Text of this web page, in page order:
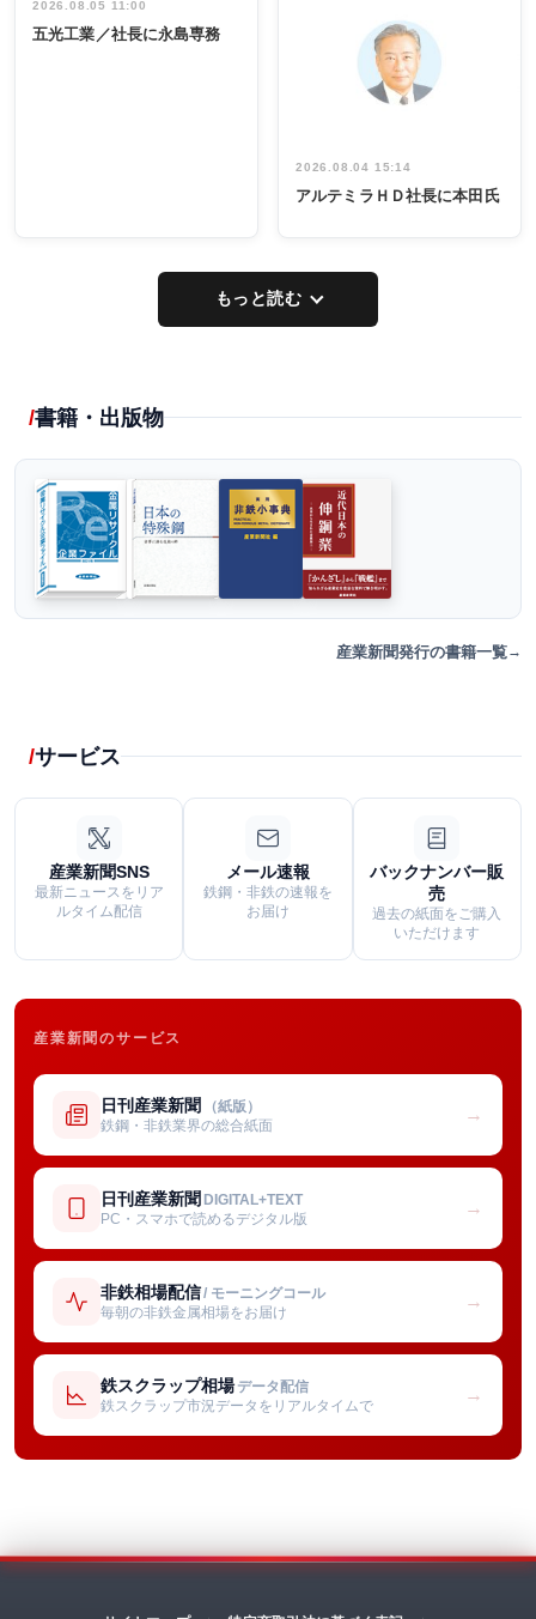
インタビュ
ー／社内ア
祝う 業界関
係者ら220人
出席
2026.08.05 11:00
五光工業／社長に永島専務
2026.08.04 15:14
アルテミラＨＤ社長に本田氏
もっと読む
書籍・出版物
産業新聞発行の書籍一覧
サービス
産業新聞SNS
最新ニュースをリア
ルタイム配信
メール速報
鉄鋼・非鉄の速報を
お届け
バックナンバー販
売
過去の紙面をご購入
いただけます
産業新聞のサービス
日刊産業新聞 （紙版）
鉄鋼・非鉄業界の総合紙面
→
日刊産業新聞 DIGITAL+TEXT
PC・スマホで読めるデジタル版
→
非鉄相場配信/ モーニングコール
毎朝の非鉄金属相場をお届け
→
鉄スクラップ相場 データ配信
鉄スクラップ市況データをリアルタイムで
→